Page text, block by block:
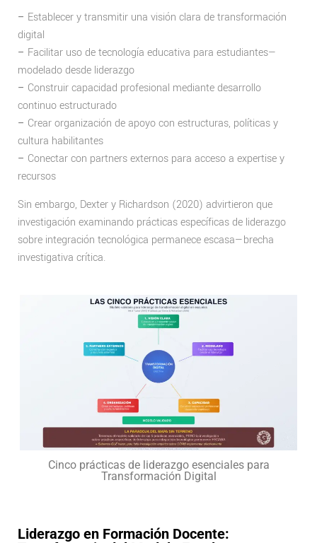
– Establecer y transmitir una visión clara de transformación
digital
– Facilitar uso de tecnología educativa para estudiantes—
modelado desde liderazgo
– Construir capacidad profesional mediante desarrollo
continuo estructurado
– Crear organización de apoyo con estructuras, políticas y
cultura habilitantes
– Conectar con partners externos para acceso a expertise y
recursos
Sin embargo, Dexter y Richardson (2020) advirtieron que
investigación examinando prácticas específicas de liderazgo
sobre integración tecnológica permanece escasa—brecha
investigativa crítica.
Cinco prácticas de liderazgo esenciales para
Transformación Digital
Liderazgo en Formación Docente: